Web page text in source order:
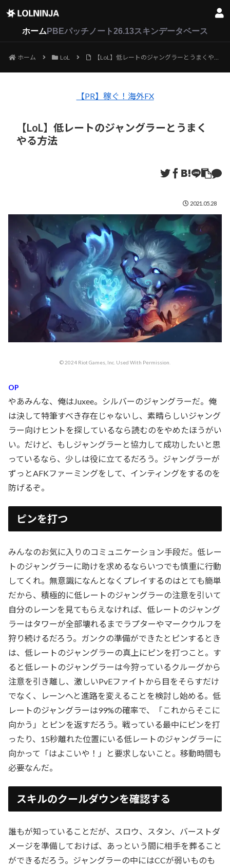
ホーム PBEパッチノート26.13スキンデータベース
ホーム LoL 【LoL】低レートのジャングラーとうまくやる方法
【PR】稼ぐ！海外FX
【LoL】低レートのジャングラーとうまく
やる方法
2021.05.28
© 2024 Riot Games, Inc. Used With Permission.
OP
やあみんな、俺はJuxee。シルバーのジャングラーだ。俺
は決して特筆すべき存在じゃないし、素晴らしいジャング
ラー向けヒントを探しているなら読むのをやめたほうがい
い。だけど、もしジャングラーと協力して成功したいと思
っているなら、少しは役に立てるだろう。ジャングラーが
ずっとAFKファーミングをして、インティングをするのを
防げるぞ。
ピンを打つ
みんなのお気に入りのコミュニケーション手段だ。低レー
トのジャングラーに助けを求めるならいつでも慎重に行動
してくれ。無意識になんとなくプレイするのはとても簡単
だから、積極的に低レートのジャングラーの注意を引いて
自分のレーンを見てもらえなければ、低レートのジャング
ラーはタワーが全部壊れるまでラプターやマークウルフを
狩り続けるだろう。ガンクの準備ができたとピンするとき
は、低レートのジャングラーの真上にピンを打つこと。す
ると低レートのジャングラーは今狩っているクルーグから
注意を引き離し、激しいPvEファイトから目をそらすだけ
でなく、レーンへと進路を変えることを検討し始める。低
レートのジャングラーは99%の確率で、「これからそこに
向かう」とピンを返すだろう。戦っている最中にピンを打
ったり、15秒離れた位置にいる低レートのジャングラーに
向かって「はよこいや！」と要求しないこと。移動時間も
必要なんだ。
スキルのクールダウンを確認する
誰もが知っていることだが、スロウ、スタン、バーストダ
メージを準備しておけば、あっという間に相手を葬ること
ができるだろう。ジャングラーの中にはCCが弱いものも